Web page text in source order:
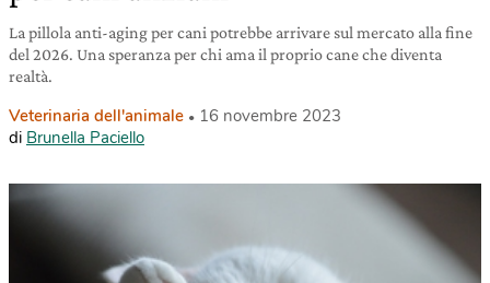
La pillola anti-aging per cani potrebbe arrivare sul mercato alla fine
del 2026. Una speranza per chi ama il proprio cane che diventa
realtà.
Veterinaria dell'animale
16 novembre 2023
di Brunella Paciello